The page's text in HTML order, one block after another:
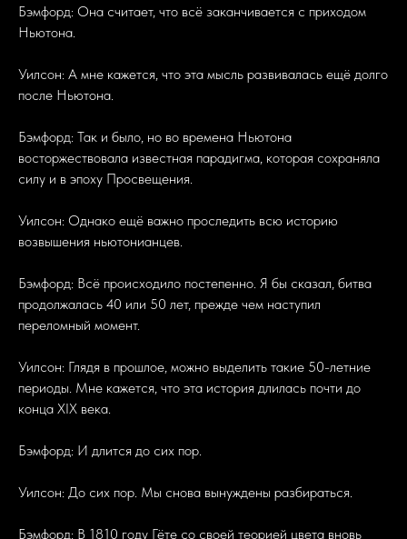
Бэмфорд: Она считает, что всё заканчивается с приходом
Ньютона.
Уилсон: А мне кажется, что эта мысль развивалась ещё долго
после Ньютона.
Бэмфорд: Так и было, но во времена Ньютона
восторжествовала известная парадигма, которая сохраняла
силу и в эпоху Просвещения.
Уилсон: Однако ещё важно проследить всю историю
возвышения ньютонианцев.
Бэмфорд: Всё происходило постепенно. Я бы сказал, битва
продолжалась 40 или 50 лет, прежде чем наступил
переломный момент.
Уилсон: Глядя в прошлое, можно выделить такие 50-летние
периоды. Мне кажется, что эта история длилась почти до
конца XIX века.
Бэмфорд: И длится до сих пор.
Уилсон: До сих пор. Мы снова вынуждены разбираться.
Бэмфорд: В 1810 году Гёте со своей теорией цвета вновь